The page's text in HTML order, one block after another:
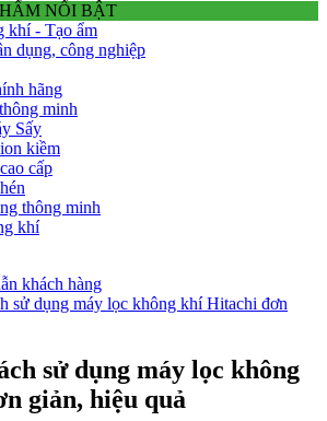
NỔI BẬT
khí - Tạo ẩm
dụng, công nghiệp
hãng
minh
Sấy
kiềm
cấp
thông minh
khí
khách hàng
sử dụng máy lọc không khí Hitachi đơn
sử dụng máy lọc không
giản, hiệu quả